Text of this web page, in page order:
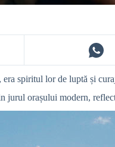
spiritul lor de luptă și
jurul orașului modern,